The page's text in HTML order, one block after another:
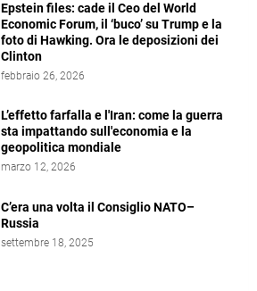
Epstein files: cade il Ceo del World
Economic Forum, il ‘buco’ su Trump e la
foto di Hawking. Ora le deposizioni dei
Clinton
febbraio 26, 2026
L’effetto farfalla e l'Iran: come la guerra
sta impattando sull'economia e la
geopolitica mondiale
marzo 12, 2026
C’era una volta il Consiglio NATO–
Russia
settembre 18, 2025